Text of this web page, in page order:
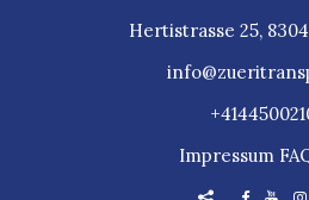
Hertistrasse 25,
Impressum